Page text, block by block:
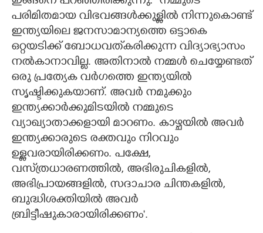
പരിമിതമായ വിഭവങ്ങൾക്കുള്ളിൽ നിന്നുകൊണ്ട്
ഇന്ത്യയിലെ ജനസാമാന്യത്തെ ഒട്ടാകെ
ഒറ്റയടിക്ക് ബോധവത്‌കരിക്കുന്ന വിദ്യാഭ്യാസം
നൽകാനാവില്ല. അതിനാൽ നമ്മൾ ചെയ്യേണ്ടത്
ഒരു പ്രത്യേക വർഗത്തെ ഇന്ത്യയിൽ
സൃഷ്ടിക്കുകയാണ്. അവർ നമുക്കും
ഇന്ത്യക്കാർക്കുമിടയിൽ നമ്മുടെ
വ്യാഖ്യാതാക്കളായി മാറണം. കാഴ്ചയിൽ അവർ
ഇന്ത്യക്കാരുടെ രക്തവും നിറവും
ഉള്ളവരായിരിക്കണം. പക്ഷേ,
വസ്‌ത്രധാരണത്തിൽ, അഭിരുചികളിൽ,
അഭിപ്രായങ്ങളിൽ, സദാചാര ചിന്തകളിൽ,
ബുദ്ധിശക്തിയിൽ അവർ
ബ്രിട്ടീഷുകാരായിരിക്കണം".